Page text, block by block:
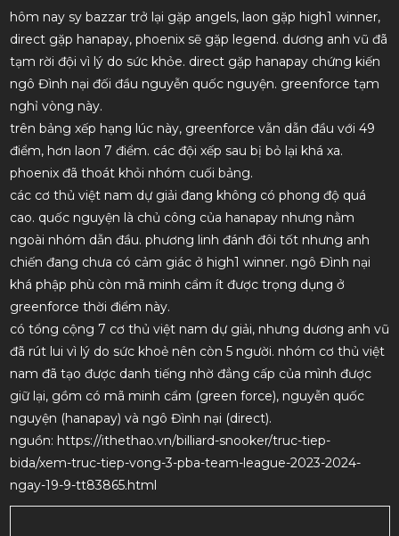
hôm nay sy bazzar trở lại gặp angels, laon gặp high1 winner,
direct gặp hanapay, phoenix sẽ gặp legend. dương anh vũ đã
tạm rời đội vì lý do sức khỏe. direct gặp hanapay chứng kiến
ngô Đình nại đối đầu nguyễn quốc nguyện. greenforce tạm
nghỉ vòng này.
trên bảng xếp hạng lúc này, greenforce vẫn dẫn đầu với 49
điểm, hơn laon 7 điểm. các đội xếp sau bị bỏ lại khá xa.
phoenix đã thoát khỏi nhóm cuối bảng.
các cơ thủ việt nam dự giải đang không có phong độ quá
cao. quốc nguyện là chủ công của hanapay nhưng nằm
ngoài nhóm dẫn đầu. phương linh đánh đôi tốt nhưng anh
chiến đang chưa có cảm giác ở high1 winner. ngô Đình nại
khá phập phù còn mã minh cẩm ít được trọng dụng ở
greenforce thời điểm này.
có tổng cộng 7 cơ thủ việt nam dự giải, nhưng dương anh vũ
đã rút lui vì lý do sức khoẻ nên còn 5 người. nhóm cơ thủ việt
nam đã tạo được danh tiếng nhờ đẳng cấp của mình được
giữ lại, gồm có mã minh cẩm (green force), nguyễn quốc
nguyện (hanapay) và ngô Đình nại (direct).
nguồn: https://ithethao.vn/billiard-snooker/truc-tiep-
bida/xem-truc-tiep-vong-3-pba-team-league-2023-2024-
ngay-19-9-tt83865.html